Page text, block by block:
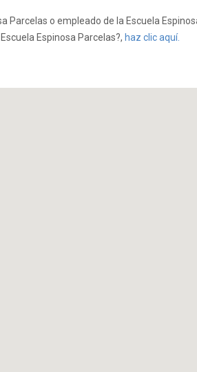
Parcelas o empleado de la Escuela
Espinosa Parcelas?, haz clic aquí.